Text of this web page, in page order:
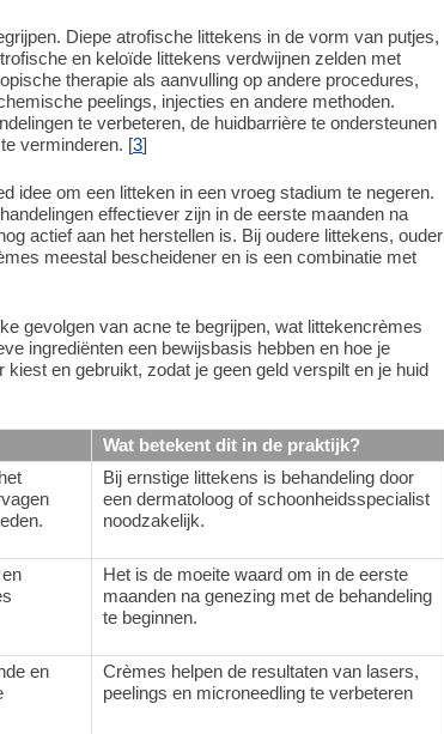
Diepe atrofische littekens in de vorm van putjes,
en keloïde littekens verdwijnen zelden met
therapie als aanvulling op andere procedures,
peelings, injecties en andere methoden.
te verbeteren, de huidbarrière te ondersteunen
verminderen. [3]
idee om een litteken in een vroeg stadium te negeren.
effectiever zijn in de eerste maanden na
actief aan het herstellen is. Bij oudere littekens, ouder
meestal bescheidener en is een combinatie met
gevolgen van acne te begrijpen, wat littekencrèmes
ingrediënten een bewijsbasis hebben en hoe je
en gebruikt, zodat je geen geld verspilt en je huid
Wat betekent dit in de praktijk?
Bij ernstige littekens is behandeling door
een dermatoloog of schoonheidsspecialist
noodzakelijk.
Het is de moeite waard om in de eerste
maanden na genezing met de behandeling
te beginnen.
en
Crèmes helpen de resultaten van lasers,
peelings en microneedling te verbeteren